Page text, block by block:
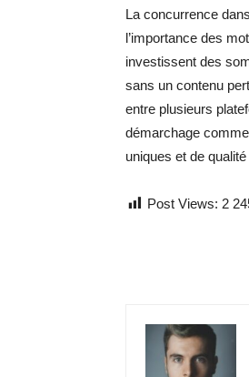
La concurrence
l’importance des
investissent des
sans un contenu
entre plusieurs
démarchage
uniques et de
Post Views: 2